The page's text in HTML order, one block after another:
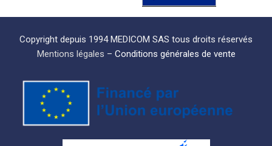
Copyright depuis 1994 MEDICOM SAS tous droits réservés
Mentions légales – Conditions générales de vente